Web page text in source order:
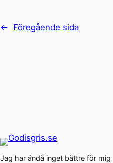
← Föregående sida
Jag har ändå inget bättre för mig